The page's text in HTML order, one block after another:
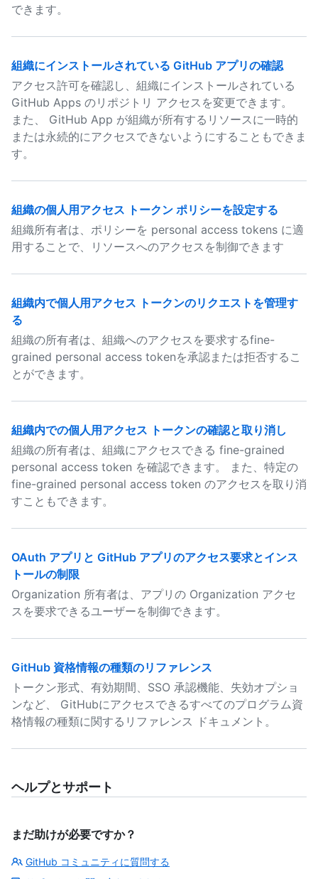
できます。
組織にインストールされている GitHub アプリの確認
アクセス許可を確認し、組織にインストールされている
GitHub Apps のリポジトリ アクセスを変更できます。
また、 GitHub App が組織が所有するリソースに一時的
または永続的にアクセスできないようにすることもできま
す。
組織の個人用アクセス トークン ポリシーを設定する
組織所有者は、ポリシーを personal access tokens に適
用することで、リソースへのアクセスを制御できます
組織内で個人用アクセス トークンのリクエストを管理す
る
組織の所有者は、組織へのアクセスを要求するfine-
grained personal access tokenを承認または拒否するこ
とができます。
組織内での個人用アクセス トークンの確認と取り消し
組織の所有者は、組織にアクセスできる fine-grained
personal access token を確認できます。 また、特定の
fine-grained personal access token のアクセスを取り消
すこともできます。
OAuth アプリと GitHub アプリのアクセス要求とインス
トールの制限
Organization 所有者は、アプリの Organization アクセ
スを要求できるユーザーを制御できます。
GitHub 資格情報の種類のリファレンス
トークン形式、有効期間、SSO 承認機能、失効オプショ
ンなど、 GitHubにアクセスできるすべてのプログラム資
格情報の種類に関するリファレンス ドキュメント。
ヘルプとサポート
まだ助けが必要ですか？
GitHub コミュニティに質問する